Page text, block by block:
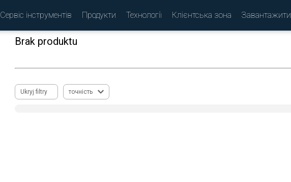
Сервіс інструментів Продукти Технології Клієнтська зона Завантажити
Brak produktu
Ukryj filtry точність